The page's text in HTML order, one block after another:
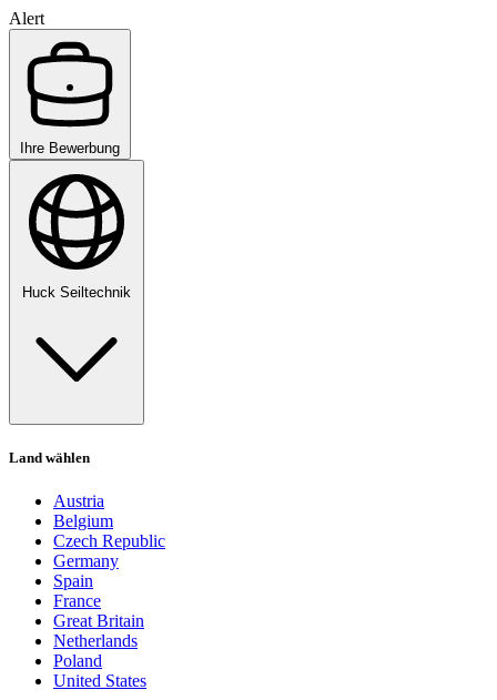
Alert
Ihre Bewerbung
Huck Seiltechnik
Land wählen
Austria
Belgium
Czech Republic
Germany
Spain
France
Great Britain
Netherlands
Poland
United States